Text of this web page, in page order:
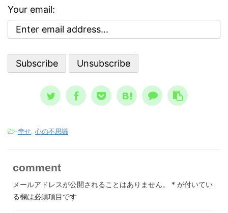
周囲
には
いる
奇妙な空気も存在していました。 ノ
ストラダムスの大予言は、エンタメと
して親しまれた ノストラダムスの大予
スが日本 ...
合理
Your email:
-幸せ, 心の不思議
comment
メールアドレスが公開されることはありません。 * が付いてい
る欄は必須項目です